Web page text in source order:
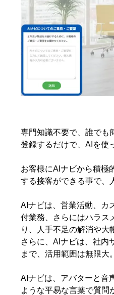
専門知識不要で、誰でも
登録するだけで、AIを使
お客様にAIナビから積極
する接客ができる事で、
AIナビは、営業活動、カ
付業務、さらにはハラス
り、人手不足の解消や大
さらに、AIナビは、社内
まで、活用範囲は無限大。
AIナビは、アバターと音
ような平易な言葉で質問